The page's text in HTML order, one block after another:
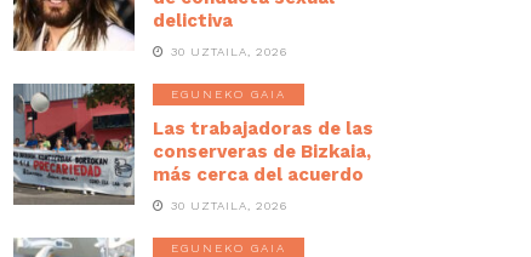
delictiva
30 UZTAILA, 2026
EGUNEKO GAIA
Las trabajadoras de las
conserveras de Bizkaia,
más cerca del acuerdo
30 UZTAILA, 2026
EGUNEKO GAIA